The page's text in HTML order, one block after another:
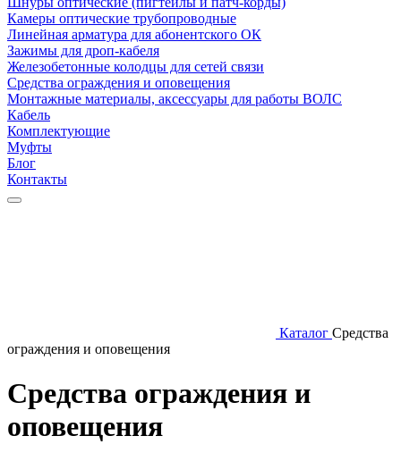
Камеры оптические трубопроводные
Линейная арматура для абонентского ОК
Зажимы для дроп-кабеля
Железобетонные колодцы для сетей связи
Средства ограждения и оповещения
Монтажные материалы, аксессуары для работы ВОЛС
Кабель
Комплектующие
Муфты
Блог
Контакты
Каталог Средства
ограждения и оповещения
Средства ограждения и
оповещения